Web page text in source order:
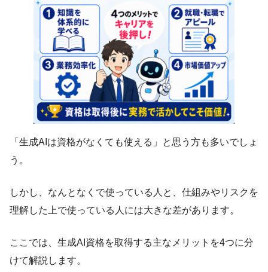
「生成AIは資格がなくても使える」と思う方も多いでしょ
う。
しかし、なんとなくで使っている人と、仕組みやリスクを
理解した上で使っている人には大きな差があります。
ここでは、生成AI資格を取得する主なメリットを4つに分
けて解説します。